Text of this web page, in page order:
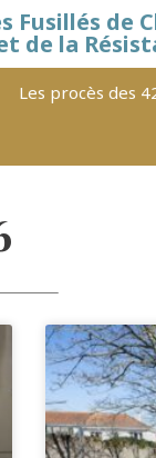
Fusillés de
de la
Les procès des